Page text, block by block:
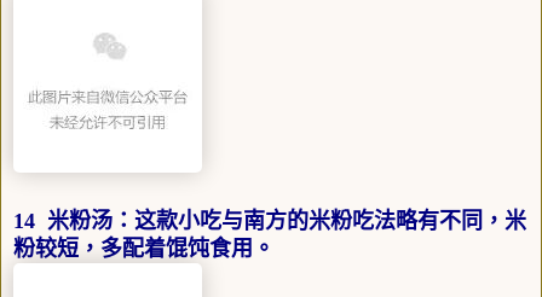
14 米粉汤：这款小吃与南方的米粉吃法略有不同，米
粉较短，多配着馄饨食用。